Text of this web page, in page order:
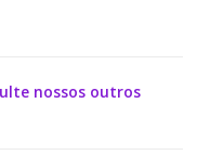
nossos outros